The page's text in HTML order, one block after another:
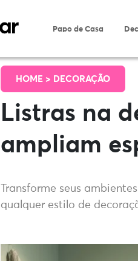
Papo de Casa
HOME > DECORAÇÃO
Listras na
ampliam
Transforme seus
qualquer estilo de